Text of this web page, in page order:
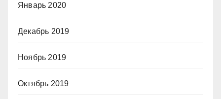
Январь 2020
Декабрь 2019
Ноябрь 2019
Октябрь 2019